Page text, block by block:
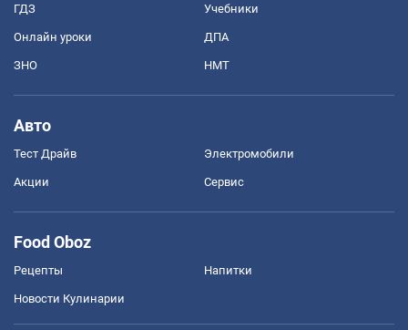
ГДЗ Учебники
Онлайн уроки ДПА
ЗНО НМТ
Авто
Тест Драйв Электромобили
Акции Сервис
Food Oboz
Рецепты Напитки
Новости Кулинарии